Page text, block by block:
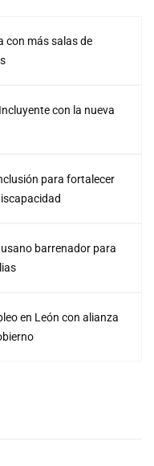
con más salas de
con la nueva
para fortalecer
barrenador para
en León con alianza